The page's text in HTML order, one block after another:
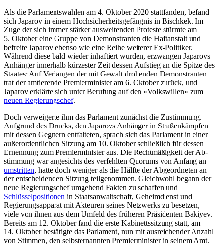
Als die Parlamentswahlen am 4. Oktober 2020 stattfanden, befand
sich Japarov in einem Hochsicherheitsgefängnis in Bisch­kek. Im
Zuge der sich immer stärker aus­weitenden Proteste stürmte am
5. Oktober eine Gruppe von Demonstranten die Haft­anstalt und
befreite Japarov ebenso wie eine Reihe weiterer Ex-Politiker.
Während diese bald wieder inhaftiert wurden, er­zwangen Japarovs
Anhänger innerhalb kürzester Zeit dessen Aufstieg an die Spitze des
Staates: Auf Verlangen der mit Gewalt drohenden Demonstranten
trat der amtie­rende Premierminister am 6. Oktober zu­rück, und
Japarov erklärte sich unter Beru­fung auf den »Volkswillen« zum
neuen Regierungschef.
Doch verweigerte ihm das Parlament zunächst die Zustimmung.
Aufgrund des Drucks, den Japarovs Anhänger in Straßen­kämpfen
mit dessen Gegnern entfalteten, sprach sich das Parlament in einer
außer­ordentlichen Sitzung am 10. Oktober schließ­lich für dessen
Ernennung zum Premier­ministeraus. Die Rechtmäßigkeit der Ab­
stimmung war angesichts des verfehlten Quorums von Anfang an
umstritten, hatte doch weniger als die Hälfte der Abgeord­neten an
der entscheidenden Sitzung teil­genommen. Gleichwohl begann der
neue Regierungschef umgehend Fakten zu schaf­fen und
Schlüsselpositionen in Staatsanwalt­schaft, Geheimdienst und
Regierungsapparat mit Akteuren seines Netzwerks zu beset­zen,
viele von ihnen aus dem Umfeld des früheren Präsidenten Bakiyev.
Bereits am 12. Oktober fand die erste Kabinettssitzung statt, am
14. Oktober bestätigte das Parla­ment, nun mit ausreichender Anzahl
von Stimmen, den selbsternannten Premier­minister in seinem Amt.